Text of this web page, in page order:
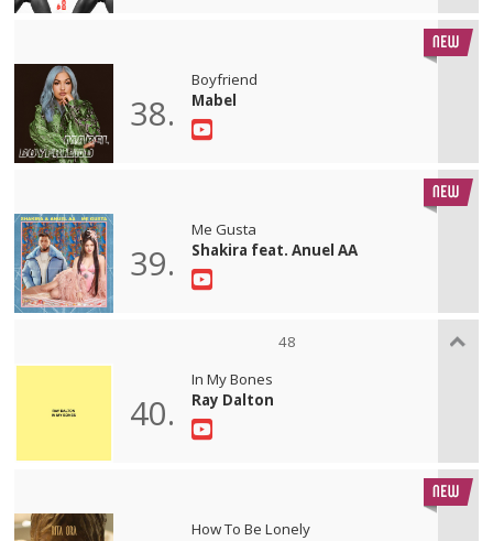
38.
Boyfriend
Mabel
39.
Me Gusta
Shakira feat. Anuel AA
48
40.
In My Bones
Ray Dalton
How To Be Lonely